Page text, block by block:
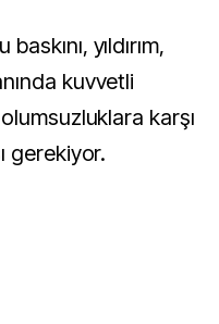
yıldırım,
kuvvetli
karşı
gerekiyor.